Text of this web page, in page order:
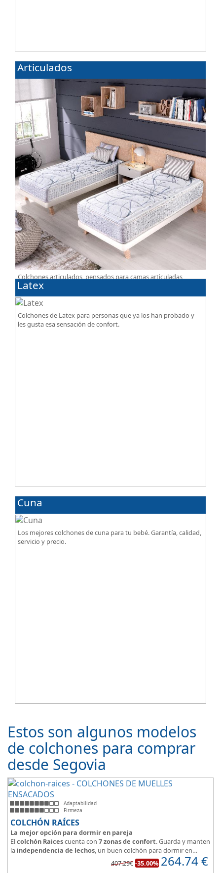
Articulados
Colchones articulados, pensados para camas articuladas
eléctricas. Tienen un diseño especialmente pensado para este
tipo de bases.
Latex
Colchones de Latex para personas que ya los han probado y
les gusta esa sensación de confort.
Cuna
Los mejores colchones de cuna para tu bebé. Garantía, calidad,
servicio y precio.
Estos son algunos modelos
de colchones para comprar
desde Segovia
Adaptabilidad
Firmeza
COLCHÓN RAÍCES
La mejor opción para dormir en pareja
Elcolchón Raicescuenta con 7 zonas de confort. Guarda y manten
la independencia de lechos, un buen colchón para dormir en
Las personas calurosas agradecerán su tejido 3D y la gran
407.29€ -35.00% 264.74€